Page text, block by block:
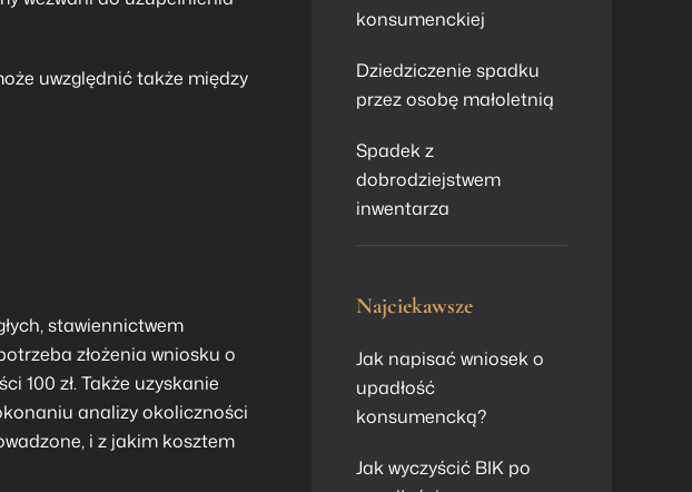
uwzględnić także między
stawiennictwem
złożenia wniosku o
100 zł. Także uzyskanie
analizy okoliczności
i z jakim kosztem
konsumenckiej
Dziedziczenie spadku
przez osobę małoletnią
Spadek z
dobrodziejstwem
inwentarza
Najciekawsze
Jak napisać wniosek o
upadłość
konsumencką?
Jak wyczyścić BIK po